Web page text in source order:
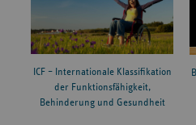
ICF – Internationale Klassifikation
der Funktionsfähigkeit,
Behinderung und Gesundheit